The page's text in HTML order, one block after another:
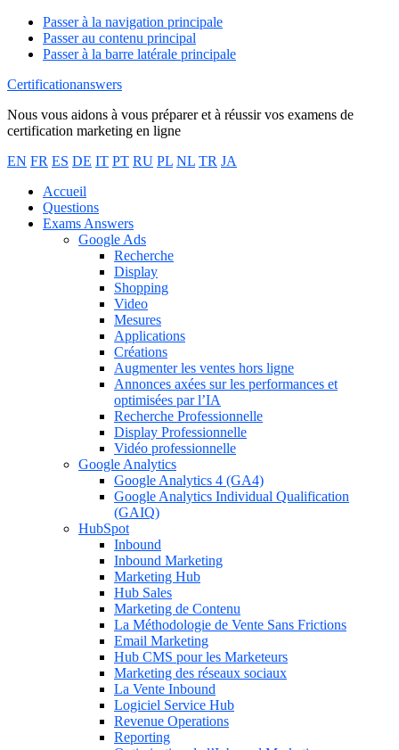
Passer à la navigation principale
Passer au contenu principal
Passer à la barre latérale principale
Certificationanswers
Nous vous aidons à vous préparer et à réussir vos examens de
certification marketing en ligne
EN FR ES DE IT PT RU PL NL TR JA
Accueil
Questions
Exams Answers
Google Ads
Recherche
Display
Shopping
Video
Mesures
Applications
Créations
Augmenter les ventes hors ligne
Annonces axées sur les performances et
optimisées par l’IA
Recherche Professionnelle
Display Professionnelle
Vidéo professionnelle
Google Analytics
Google Analytics 4 (GA4)
Google Analytics Individual Qualification
(GAIQ)
HubSpot
Inbound
Inbound Marketing
Marketing Hub
Hub Sales
Marketing de Contenu
La Méthodologie de Vente Sans Frictions
Email Marketing
Hub CMS pour les Marketeurs
Marketing des réseaux sociaux
La Vente Inbound
Logiciel Service Hub
Revenue Operations
Reporting